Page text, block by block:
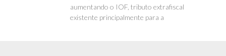
aumentando o IOF, tributo extrafiscal
existente principalmente para a